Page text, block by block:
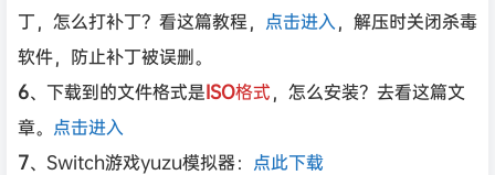
丁，怎么打补丁？看这篇教程， 点击进入，解压时关闭杀毒
软件，防止补丁被误删。
6、下载到的文件格式是ISO格式，怎么安装？去看这篇文
章。 点击进入
7、Switch游戏yuzu模拟器： 点此下载